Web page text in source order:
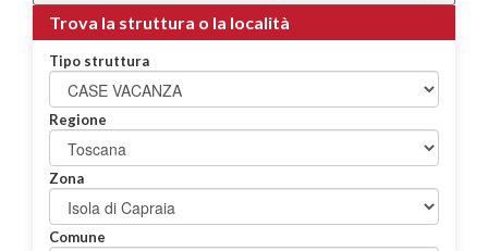
Trova la struttura o la località
Tipo struttura
Regione
Zona
Comune